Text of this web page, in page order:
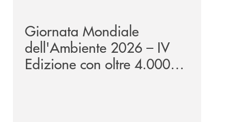
Giornata Mondiale
dell'Ambiente 2026 – IV
Edizione con oltre 4.000